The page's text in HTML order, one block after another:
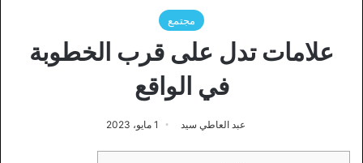
مجتمع
علامات تدل على قرب الخطوبة
في الواقع
عبد العاطي سيد 1 مايو، 2023